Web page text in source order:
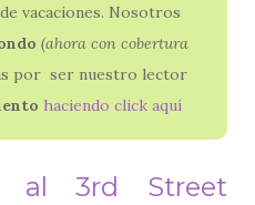
vacaciones. Nosotros
(ahora con cobertura
por ser nuestro lector
haciendo click aquí
al 3rd Street